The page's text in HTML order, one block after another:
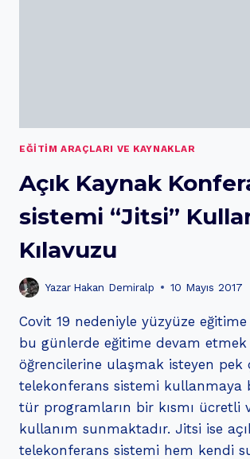
EĞITIM ARAÇLARI VE KAYNAKLAR
Açık Kaynak
sistemi “Jitsi”
Kılavuzu
Yazar Hakan Demiralp 10 Mayıs 2017
Covit 19 nedeniyle yüzyüze
bu günlerde eğitime devam etmek
öğrencilerine ulaşmak isteyen pek
telekonferans sistemi kullanmaya
tür programların bir kısmı ücretli
kullanım sunmaktadır. Jitsi ise
telekonferans sistemi hem kendi